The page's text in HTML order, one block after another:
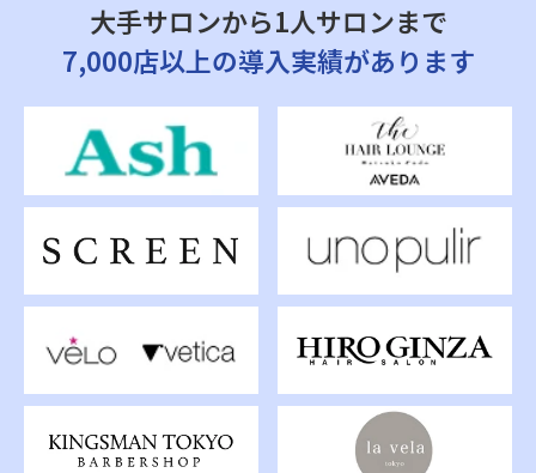
大手サロンから1人サロンまで
7,000店以上の導入実績があります